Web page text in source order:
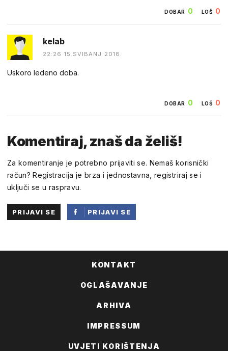
DOBAR 0 LOŠ 0
kelab
22:26 15.SVIBANJ 2018.
Uskoro ledeno doba.
DOBAR 0 LOŠ 0
Komentiraj, znaš da želiš!
Za komentiranje je potrebno prijaviti se. Nemaš korisnički
račun? Registracija je brza i jednostavna, registriraj se i
uključi se u raspravu.
PRIJAVI SE
PRIJAVI SE
KONTAKT
OGLAŠAVANJE
ARHIVA
IMPRESSUM
UVJETI KORIŠTENJA